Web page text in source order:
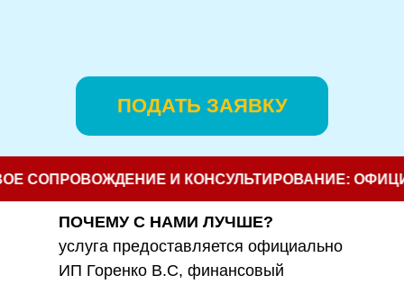
ПОДАТЬ ЗАЯВКУ
СОПРОВОЖДЕНИЕ И КОНСУЛЬТИРОВАНИЕ:
ПОЧЕМУ С НАМИ ЛУЧШЕ?
услуга предоставляется официально
ИП Горенко В.С, финансовый